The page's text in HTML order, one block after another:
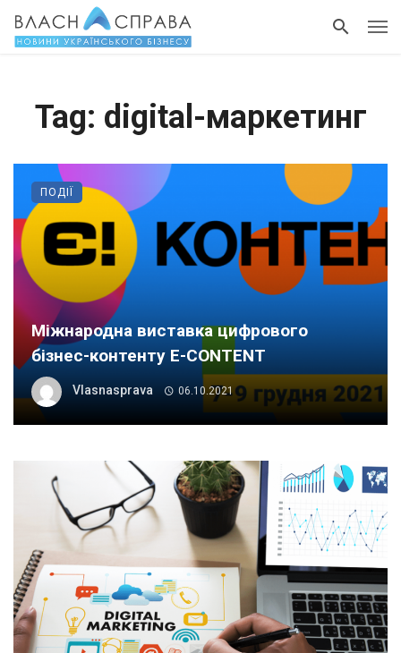
Tag: digital-маркетинг
Міжнародна виставка цифрового
бізнес-контенту Е-CONTENT
Vlasnasprava 06.10.2021
ПОДІЇ